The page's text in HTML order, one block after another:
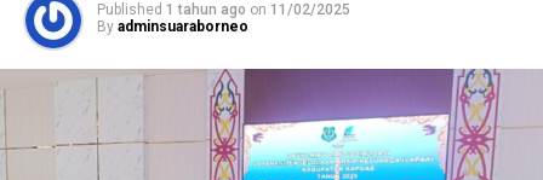
Published 1 tahun ago on 11/02/2025
By adminsuaraborneo